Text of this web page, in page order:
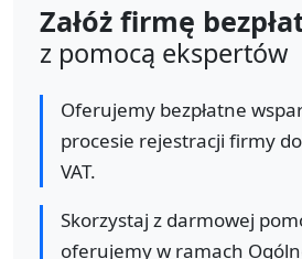
Załóż firmę
z pomocą ekspertów
Oferujemy bezpłatne
procesie rejestracji firmy do
VAT.
Skorzystaj z darmowej
oferujemy w ramach